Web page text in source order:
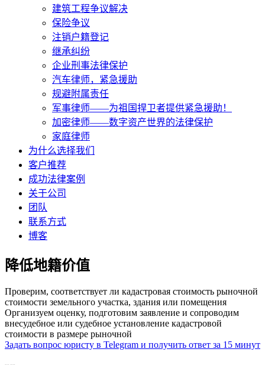
建筑工程争议解决
保险争议
注销户籍登记
继承纠纷
企业刑事法律保护
汽车律师，紧急援助
规避附属责任
军事律师——为祖国捍卫者提供紧急援助！
加密律师——数字资产世界的法律保护
家庭律师
为什么选择我们
客户推荐
成功法律案例
关于公司
团队
联系方式
博客
降低地籍价值
Проверим, соответствует ли кадастровая стоимость рыночной
стоимости земельного участка, здания или помещения
Организуем оценку, подготовим заявление и сопроводим
внесудебное или судебное установление кадастровой
стоимости в размере рыночной
Задать вопрос юристу в Telegram и получить ответ за 15 минут